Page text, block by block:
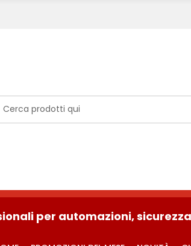
per automazioni,